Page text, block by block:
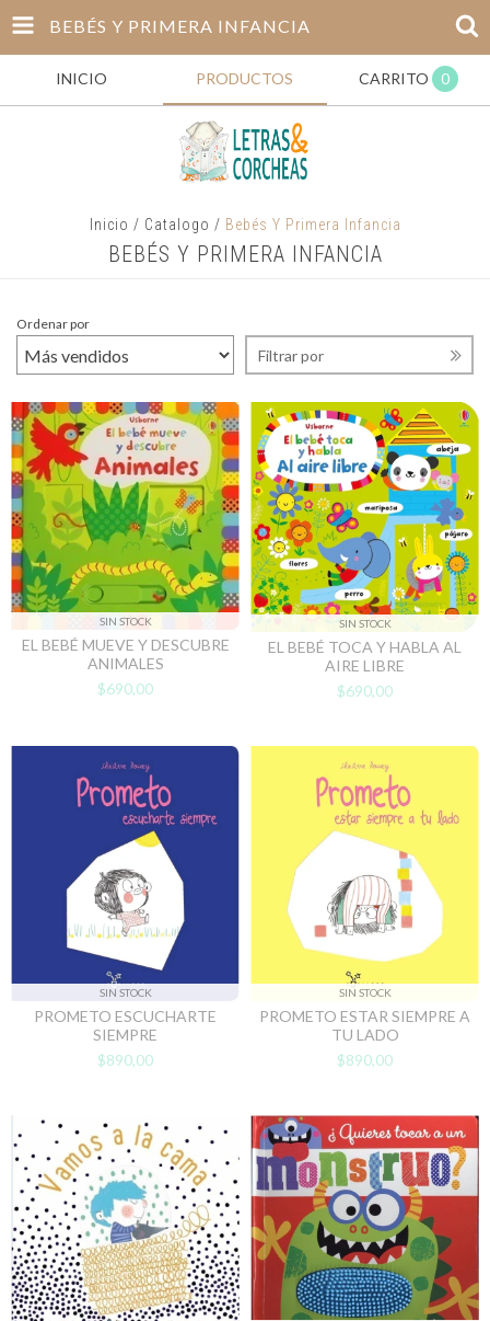
BEBÉS Y PRIMERA INFANCIA
INICIO PRODUCTOS CARRITO 0
Inicio / Catalogo / Bebés Y Primera Infancia
BEBÉS Y PRIMERA INFANCIA
Ordenar por
Filtrar por
SIN STOCK
EL BEBÉ MUEVE Y DESCUBRE
ANIMALES
$690,00
SIN STOCK
EL BEBÉ TOCA Y HABLA AL
AIRE LIBRE
$690,00
SIN STOCK
PROMETO ESCUCHARTE
SIEMPRE
$890,00
SIN STOCK
PROMETO ESTAR SIEMPRE A
TU LADO
$890,00